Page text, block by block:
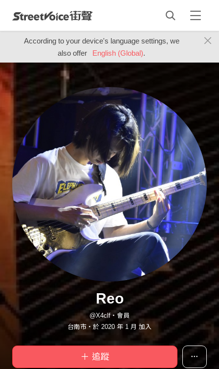
According to your device's language settings, we
also offer
English (Global).
Reo
@X4clf・會員
台南市・於 2020 年 1 月 加入
＋ 追蹤